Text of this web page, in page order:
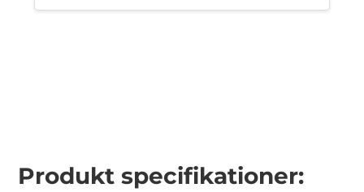
Produkt specifikationer: